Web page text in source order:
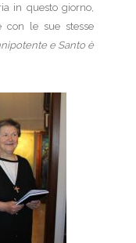
in questo giorno,
con le sue stesse
e Santo è